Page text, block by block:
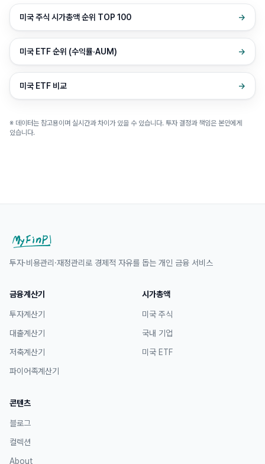
미국 주식 시가총액 순위 TOP 100 →
미국 ETF 순위 (수익률·AUM) →
미국 ETF 비교 →
※ 데이터는 참고용이며 실시간과 차이가 있을 수 있습니다. 투자 결정과 책임은 본인에게
있습니다.
투자·비용관리·재정관리로 경제적 자유를 돕는 개인 금융 서비스
금융계산기
투자계산기
대출계산기
저축계산기
파이어족계산기
시가총액
미국 주식
국내 기업
미국 ETF
콘텐츠
블로그
컬렉션
About